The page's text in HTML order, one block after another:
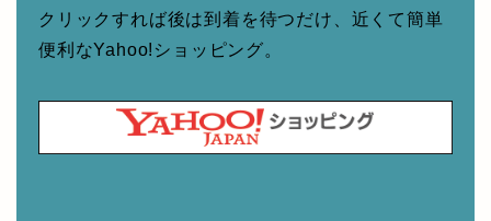
クリックすれば後は到着を待つだけ、近くて簡単
便利なYahoo!ショッピング。